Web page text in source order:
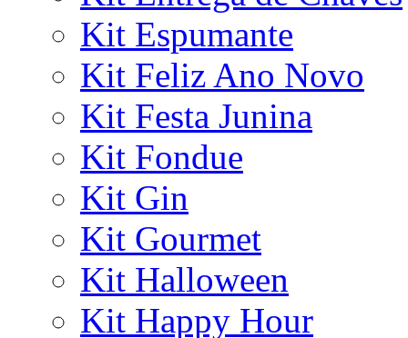
Kit Espumante
Kit Feliz Ano Novo
Kit Festa Junina
Kit Fondue
Kit Gin
Kit Gourmet
Kit Halloween
Kit Happy Hour